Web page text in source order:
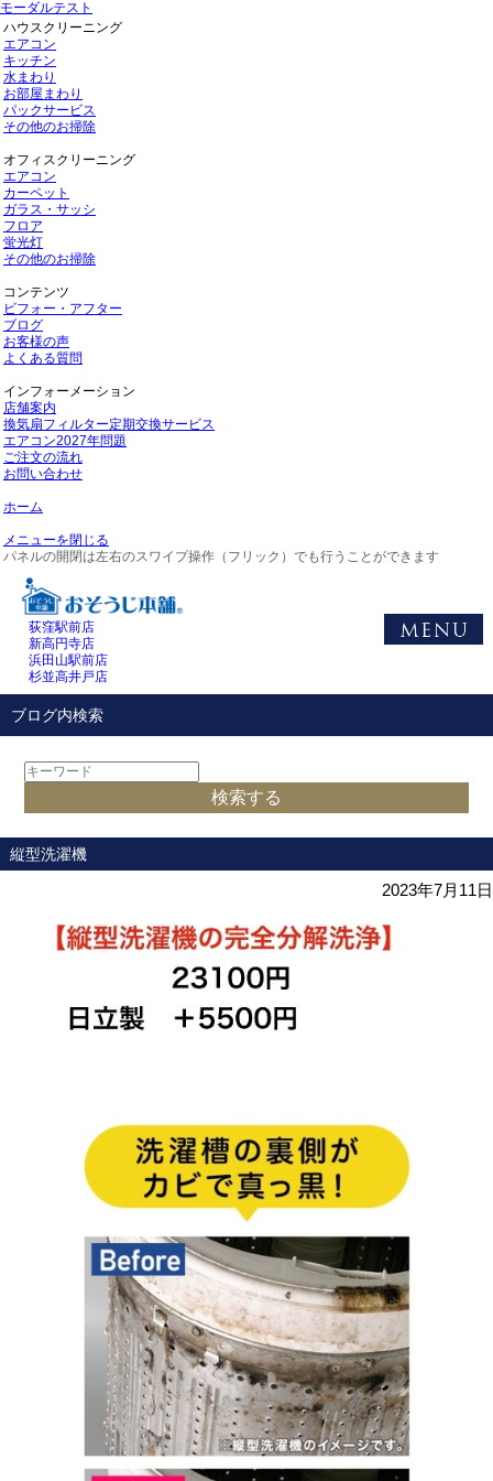
モーダルテスト
ハウスクリーニング
エアコン
キッチン
水まわり
お部屋まわり
パックサービス
その他のお掃除
オフィスクリーニング
エアコン
カーペット
ガラス・サッシ
フロア
蛍光灯
その他のお掃除
コンテンツ
ビフォー・アフター
ブログ
お客様の声
よくある質問
インフォーメーション
店舗案内
換気扇フィルター定期交換サービス
エアコン2027年問題
ご注文の流れ
お問い合わせ
ホーム
メニューを閉じる
パネルの開閉は左右のスワイプ操作（フリック）でも行うことができます
荻窪駅前店
新高円寺店
浜田山駅前店
杉並高井戸店
ブログ内検索
縦型洗濯機
2023年7月11日